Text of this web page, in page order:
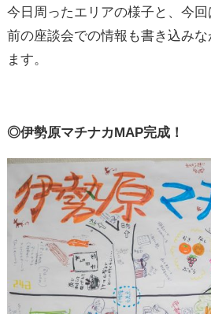
今日周ったエリアの様子と、今
前の座談会での情報も書き込み
ます。
◎伊勢原マチナカMAP完成！